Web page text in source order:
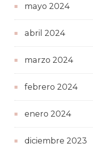
mayo 2024
abril 2024
marzo 2024
febrero 2024
enero 2024
diciembre 2023